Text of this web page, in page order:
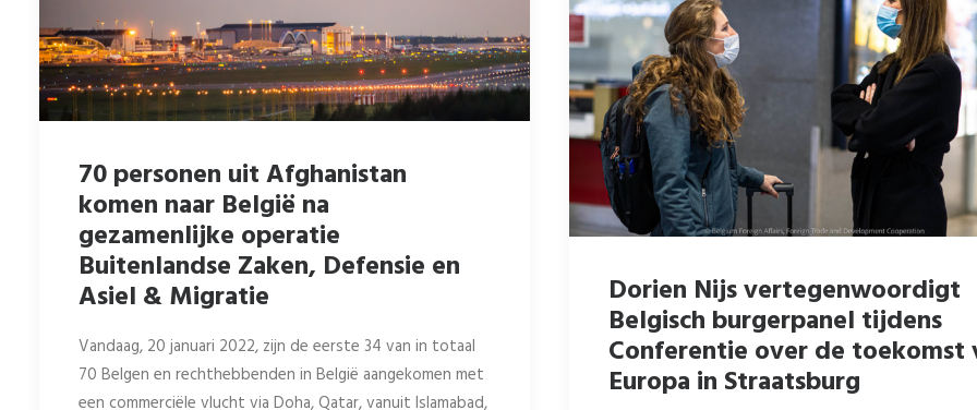
70 personen uit Afghanistan
komen naar België na
gezamenlijke operatie
Buitenlandse Zaken, Defensie en
Asiel & Migratie
Vandaag, 20 januari 2022, zijn de eerste 34 van in totaal
70 Belgen en rechthebbenden in België aangekomen met
een commerciële vlucht via Doha, Qatar, vanuit Islamabad,
Dorien Nijs vertegenwoordigt
Belgisch burgerpanel tijdens
Conferentie over de toekomst
Europa in Straatsburg